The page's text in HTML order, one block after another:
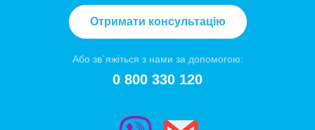
Отримати консультацію
Або зв`яжіться з нами за допомогою:
0 800 330 120